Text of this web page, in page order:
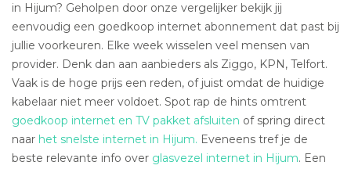
in Hijum? Geholpen door onze vergelijker bekijk jij
eenvoudig een goedkoop internet abonnement dat past bij
jullie voorkeuren. Elke week wisselen veel mensen van
provider. Denk dan aan aanbieders als Ziggo, KPN, Telfort.
Vaak is de hoge prijs een reden, of juist omdat de huidige
kabelaar niet meer voldoet. Spot rap de hints omtrent
goedkoop internet en TV pakket afsluiten of spring direct
naar het snelste internet in Hijum. Eveneens tref je de
beste relevante info over glasvezel internet in Hijum. Een